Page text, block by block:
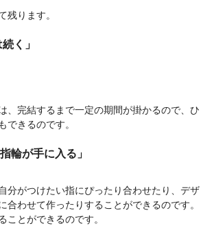
ります。
く」
、完結するまで一定の期間が掛かるので、ひ
きるのです。
輪が手に入る」
分がつけたい指にぴったり合わせたり、デザ
わせて作ったりすることができるのです。
とができるのです。